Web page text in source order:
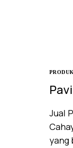
PRODUK
Jual
yang